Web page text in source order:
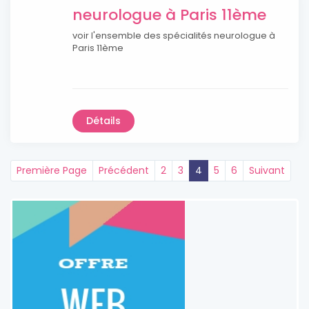
neurologue à Paris 11ème
voir l'ensemble des spécialités neurologue à
Paris 11ème
Détails
Première Page Précédent 2 3 4 5 6 Suivant